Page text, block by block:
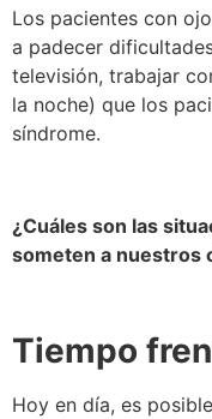
Los pacientes con
a padecer
televisión, trabajar
la noche) que los
síndrome.
¿Cuáles son las
someten a nuestros
Tiempo
Hoy en día, es